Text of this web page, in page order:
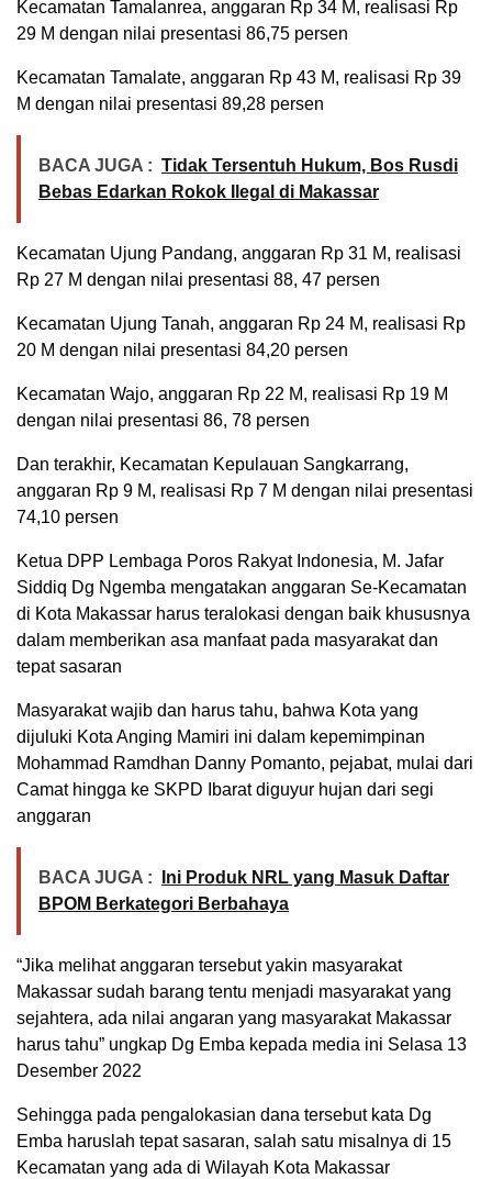
Kecamatan Tamalanrea, anggaran Rp 34 M, realisasi Rp
29 M dengan nilai presentasi 86,75 persen
Kecamatan Tamalate, anggaran Rp 43 M, realisasi Rp 39
M dengan nilai presentasi 89,28 persen
BACA JUGA : Tidak Tersentuh Hukum, Bos Rusdi
Bebas Edarkan Rokok Ilegal di Makassar
Kecamatan Ujung Pandang, anggaran Rp 31 M, realisasi
Rp 27 M dengan nilai presentasi 88, 47 persen
Kecamatan Ujung Tanah, anggaran Rp 24 M, realisasi Rp
20 M dengan nilai presentasi 84,20 persen
Kecamatan Wajo, anggaran Rp 22 M, realisasi Rp 19 M
dengan nilai presentasi 86, 78 persen
Dan terakhir, Kecamatan Kepulauan Sangkarrang,
anggaran Rp 9 M, realisasi Rp 7 M dengan nilai presentasi
74,10 persen
Ketua DPP Lembaga Poros Rakyat Indonesia, M. Jafar
Siddiq Dg Ngemba mengatakan anggaran Se-Kecamatan
di Kota Makassar harus teralokasi dengan baik khususnya
dalam memberikan asa manfaat pada masyarakat dan
tepat sasaran
Masyarakat wajib dan harus tahu, bahwa Kota yang
dijuluki Kota Anging Mamiri ini dalam kepemimpinan
Mohammad Ramdhan Danny Pomanto, pejabat, mulai dari
Camat hingga ke SKPD Ibarat diguyur hujan dari segi
anggaran
BACA JUGA :
Ini Produk NRL yang Masuk Daftar
BPOM Berkategori Berbahaya
“Jika melihat anggaran tersebut yakin masyarakat
Makassar sudah barang tentu menjadi masyarakat yang
sejahtera, ada nilai angaran yang masyarakat Makassar
harus tahu” ungkap Dg Emba kepada media ini Selasa 13
Desember 2022
Sehingga pada pengalokasian dana tersebut kata Dg
Emba haruslah tepat sasaran, salah satu misalnya di 15
Kecamatan yang ada di Wilayah Kota Makassar